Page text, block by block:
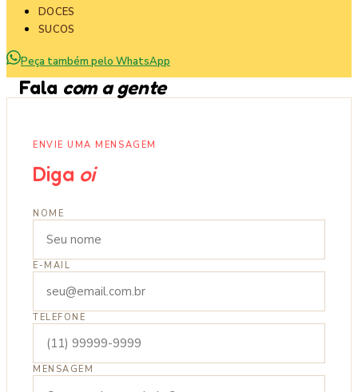
DOCES
SUCOS
Peça também pelo WhatsApp
Fala com a gente
ENVIE UMA MENSAGEM
Diga oi
NOME
E-MAIL
TELEFONE
MENSAGEM